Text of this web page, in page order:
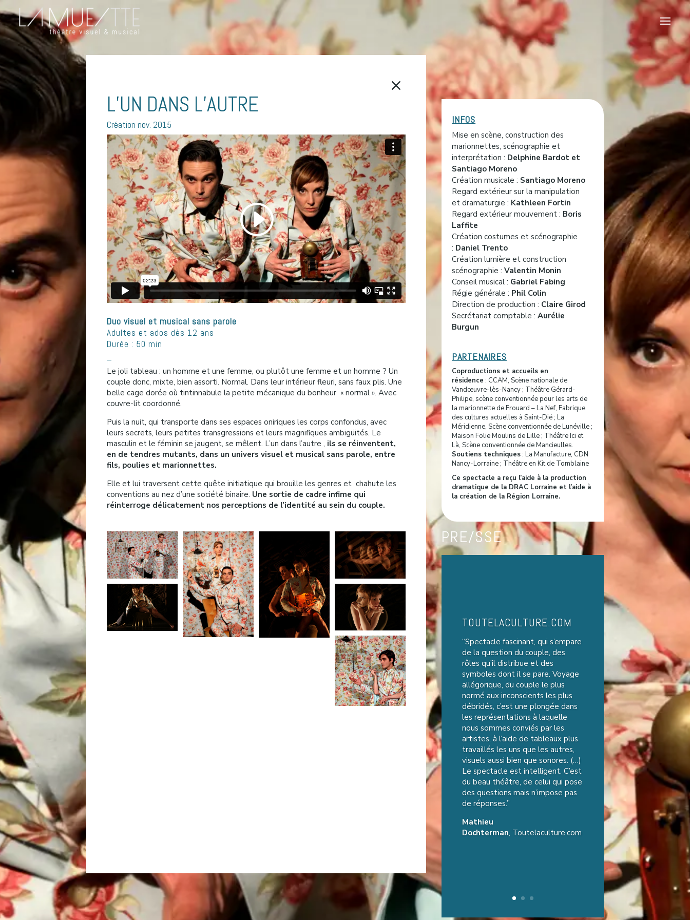
M
L’UN DANS L’AUTRE
Création nov. 2015
Duo visuel et musical sans parole
Adultes et ados dès 12 ans
Durée : 50 min
Le joli tableau : un homme et une femme, ou plutôt une femme et un homme ? Un
couple donc, mixte, bien assorti. Normal. Dans leur intérieur fleuri, sans faux plis. Une
belle cage dorée où tintinnabule la petite mécanique du bonheur « normal ». Avec
couvre-lit coordonné.
Puis la nuit, qui transporte dans ses espaces oniriques les corps confondus, avec
leurs secrets, leurs petites transgressions et leurs magnifiques ambigüités. Le
masculin et le féminin se jaugent, se mêlent. L’un dans l’autre , ils se réinventent,
en de tendres mutants, dans un univers visuel et musical sans parole, entre
fils, poulies et marionnettes.
Elle et lui traversent cette quête initiatique qui brouille les genres et chahute les
conventions au nez d’une société binaire. Une sortie de cadre infime qui
réinterroge délicatement nos perceptions de l’identité au sein du couple.
INFOS
Mise en scène, construction des
marionnettes, scénographie et
interprétation : Delphine Bardot et
Santiago Moreno
Création musicale : Santiago Moreno
Regard extérieur sur la manipulation
et dramaturgie : Kathleen Fortin
Regard extérieur mouvement : Boris
Laffite
Création costumes et scénographie
: Daniel Trento
Création lumière et construction
scénographie :Valentin Monin
Conseil musical : Gabriel Fabing
Régie générale : Phil Colin
Direction de production : Claire Girod
Secrétariat comptable :Aurélie
Burgun
PARTENAIRES
Coproductions et accueils en
résidence : CCAM, Scène nationale de
Vandœuvre-lès-Nancy ; Théâtre Gérard-
Philipe, scène conventionnée pour les arts de
la marionnette de Frouard – La Nef, Fabrique
des cultures actuelles à Saint-Dié ; La
Méridienne, Scène conventionnée de Lunéville ;
Maison Folie Moulins de Lille ; Théâtre Ici et
Là, Scène conventionnée de Mancieulles.
Soutiens techniques: La Manufacture, CDN
Nancy-Lorraine ; Théâtre en Kit de Tomblaine
Ce spectacle a reçu l’aide à la production
dramatique de la DRAC Lorraine et l’aide à
la création de la Région Lorraine.
PRE/SSE
TOUTELACULTURE.COM
“Spectacle fascinant, qui s’empare
de la question du couple, des
rôles qu’il distribue et des
symboles dont il se pare. Voyage
allégorique, du couple le plus
normé aux inconscients les plus
débridés, c’est une plongée dans
les représentations à laquelle
nous sommes conviés par les
artistes, à l’aide de tableaux plus
travaillés les uns que les autres,
visuels aussi bien que sonores. (…)
Le spectacle est intelligent. C’est
du beau théâtre, de celui qui pose
des questions mais n’impose pas
de réponses.”
Mathieu
Dochterman, Toutelaculture.com